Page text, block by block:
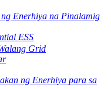
Enerhiya na Pinalamig
ESS
Grid
ng Enerhiya para sa